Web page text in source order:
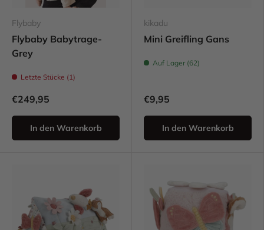
Flybaby
Flybaby Babytrage-
Grey
Letzte Stücke (1)
€249,95
In den Warenkorb
kikadu
Mini Greifling Gans
Auf Lager (62)
€9,95
In den Warenkorb